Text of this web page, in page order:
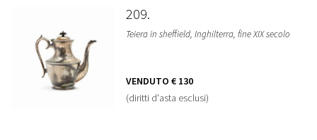
209
Teiera in sheffield, Inghilterra, fine XIX secolo
VENDUTO € 130
(diritti d'asta esclusi)